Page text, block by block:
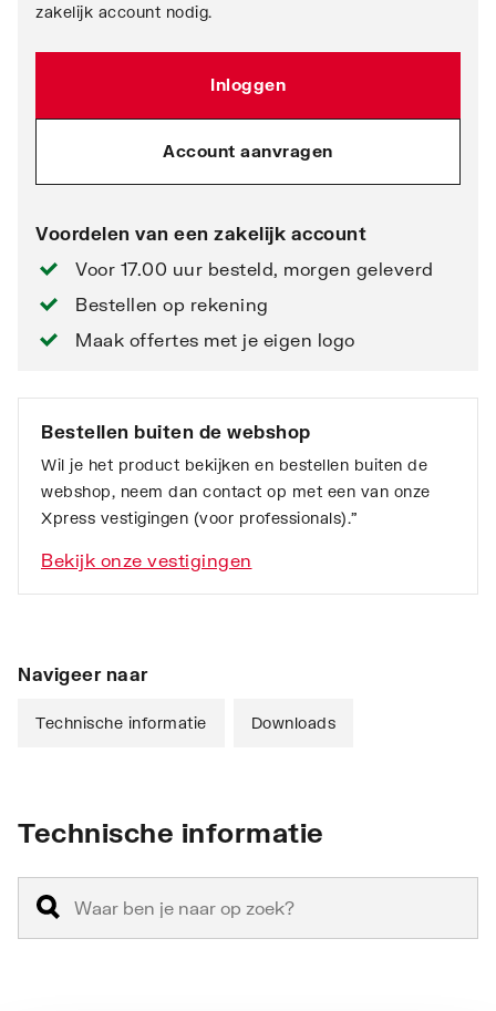
zakelijk account nodig.
Inloggen
Account aanvragen
Voordelen van een zakelijk account
Voor 17.00 uur besteld, morgen geleverd
Bestellen op rekening
Maak offertes met je eigen logo
Bestellen buiten de webshop
Wil je het product bekijken en bestellen buiten de
webshop, neem dan contact op met een van onze
Xpress vestigingen (voor professionals).”
Bekijk onze vestigingen
Navigeer naar
Technische informatie Downloads
Technische informatie